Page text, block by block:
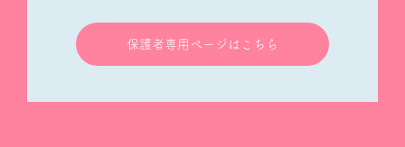
保護者専用ページはこちら